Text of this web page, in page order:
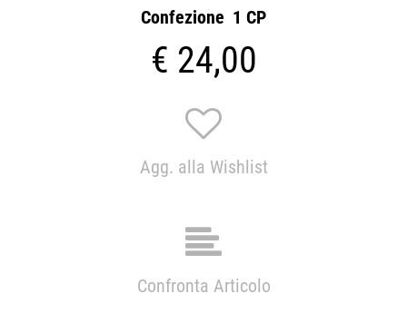
Confezione 1 CP
€ 24,00
Agg. alla Wishlist
Confronta Articolo